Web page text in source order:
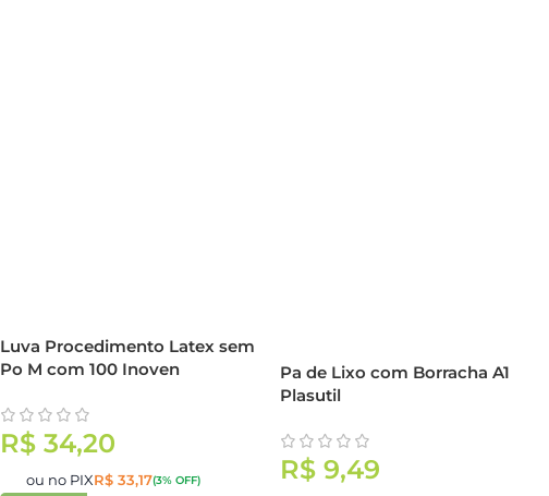
Luva Procedimento Latex sem
Po M com 100 Inoven
R$ 34,20
ou no PIXR$ 33,17(3% OFF)
Pa de Lixo com Borracha A1
Plasutil
R$ 9,49